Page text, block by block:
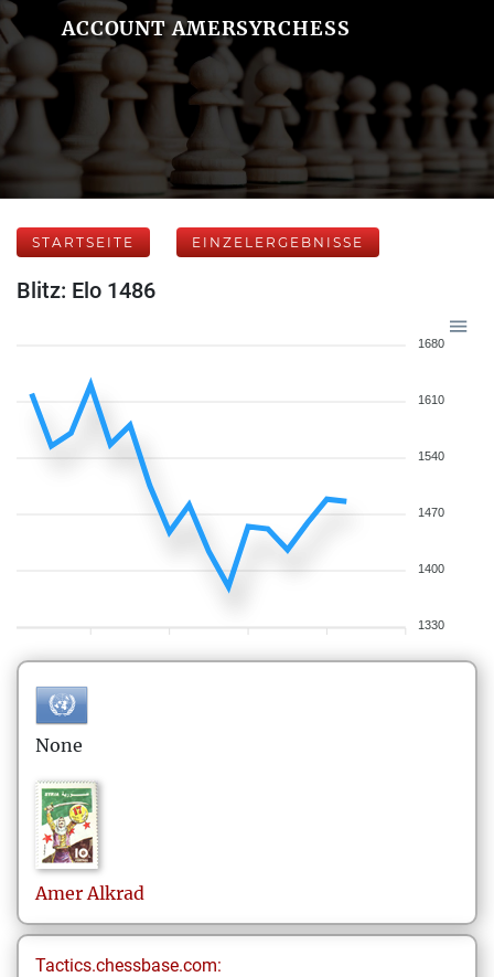
ACCOUNT AMERSYRCHESS
STARTSEITE EINZELERGEBNISSE
Blitz: Elo 1486
1680
1610
1540
1470
1400
1330
None
Amer Alkrad
Tactics.chessbase.com: